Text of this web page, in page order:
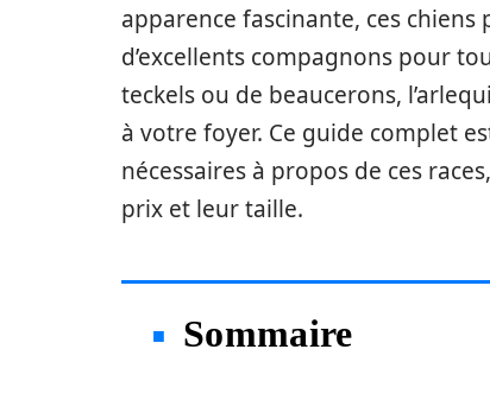
apparence fascinante, ces
d’excellents compagnons pour
teckels ou de beaucerons,
à votre foyer. Ce guide complet
nécessaires à propos de ces
prix et leur taille.
Sommaire